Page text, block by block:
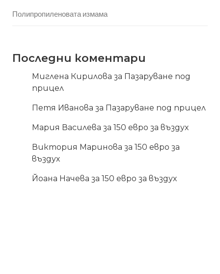
Полипропиленовата измама
Последни коментари
Миглена Кирилова за Пазаруване под
прицел
Петя Иванова за Пазаруване под прицел
Мария Василева за 150 евро за въздух
Виктория Маринова за 150 евро за
въздух
Йоана Начева за 150 евро за въздух